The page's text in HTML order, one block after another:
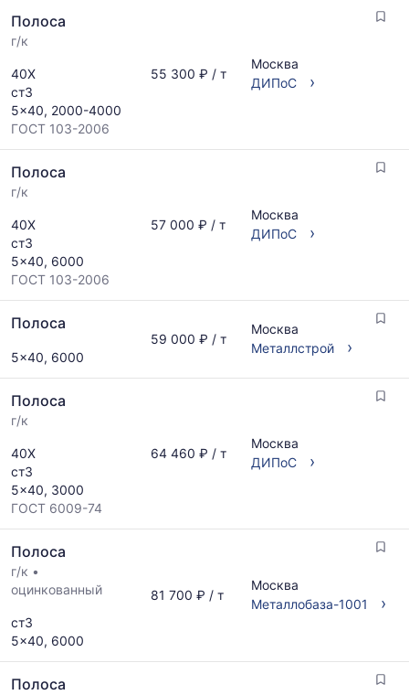
Полоса
г/к
40Х
ст3
5x40, 2000-4000
ГОСТ 103-2006
55 300 ₽ / т
Москва
ДИПоС
›
Полоса
г/к
40Х
ст3
5x40, 6000
ГОСТ 103-2006
57 000 ₽ / т
Москва
ДИПоС
›
Полоса
5x40, 6000
59 000 ₽ / т
Москва
Металлстрой
›
Полоса
г/к
40Х
ст3
5x40, 3000
ГОСТ 6009-74
64 460 ₽ / т
Москва
ДИПоС
›
Полоса
г/к •
оцинкованный
ст3
5x40, 6000
81 700 ₽ / т
Москва
Металлобаза-1001
›
Полоса